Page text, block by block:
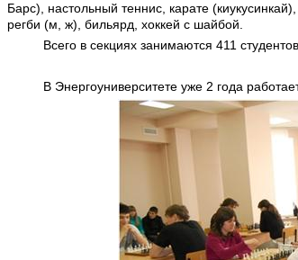
Барс), настольный теннис, карате
регби (м, ж), бильярд, хоккей с шайбой.
Всего в секциях занимаются 411 студентов.
В Энергоуниверситете уже 2 года